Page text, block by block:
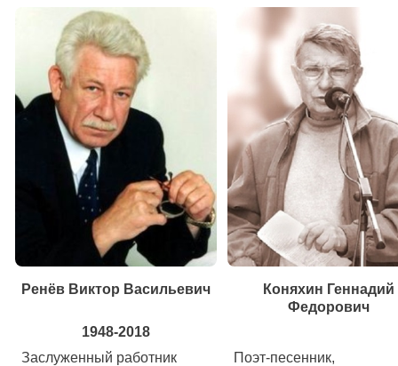
Ренёв Виктор Васильевич
1948-2018
Заслуженный работник
Коняхин Геннадий
Федорович
Поэт-песенник,